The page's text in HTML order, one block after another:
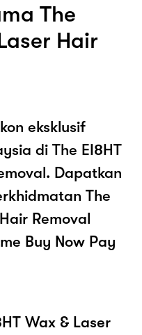
The
Hair
eksklusif
di The EI8HT
Dapatkan
The
Removal
Buy Now Pay
Wax & Laser